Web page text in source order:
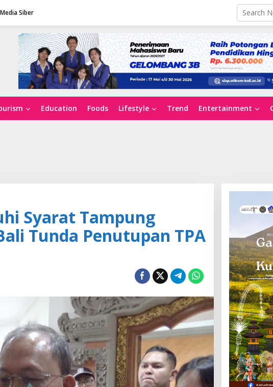
Siber
Education Foods Lifestyle Trend Entertainment
Syarat Tampung
Tunda Penutupan TPA